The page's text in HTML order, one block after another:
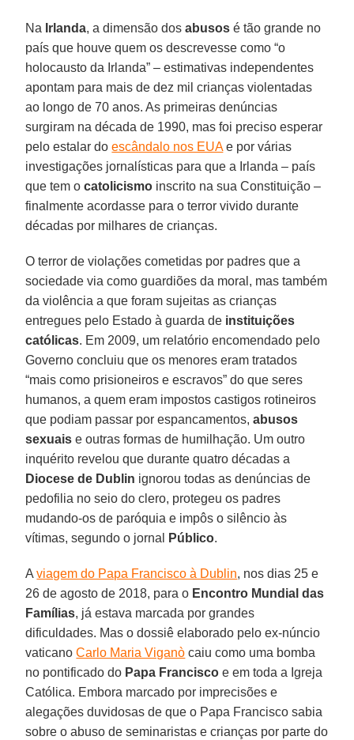
Na Irlanda, a dimensão dosabusos é tão grande no
país que houve quem os descrevesse como “o
holocausto da Irlanda” – estimativas independentes
apontam para mais de dez mil crianças violentadas
ao longo de 70 anos. As primeiras denúncias
surgiram na década de 1990, mas foi preciso esperar
pelo estalar doescândalo nos EUAe por várias
investigações jornalísticas para que a Irlanda – país
que tem ocatolicismo inscrito na sua Constituição –
finalmente acordasse para o terror vivido durante
décadas por milhares de crianças.
O terror de violações cometidas por padres que a
sociedade via como guardiões da moral, mas também
da violência a que foram sujeitas as crianças
entregues pelo Estado à guarda de instituições
católicas. Em 2009, um relatório encomendado pelo
Governo concluiu que os menores eram tratados
“mais como prisioneiros e escravos” do que seres
humanos, a quem eram impostos castigos rotineiros
que podiam passar por espancamentos,abusos
sexuais e outras formas de humilhação. Um outro
inquérito revelou que durante quatro décadas a
Diocese de Dublin ignorou todas as denúncias de
pedofilia no seio do clero, protegeu os padres
mudando-os de paróquia e impôs o silêncio às
vítimas, segundo o jornal
Público.
Aviagem do Papa Francisco à Dublin, nos dias 25 e
26 de agosto de 2018, para o Encontro Mundial das
Famílias, já estava marcada por grandes
dificuldades. Mas o dossiê elaborado pelo ex-núncio
vaticanoCarlo Maria Viganò caiu como uma bomba
no pontificado do Papa Francisco e em toda a Igreja
Católica. Embora marcado por imprecisões e
alegações duvidosas de que o Papa Francisco sabia
sobre o abuso de seminaristas e crianças por parte do